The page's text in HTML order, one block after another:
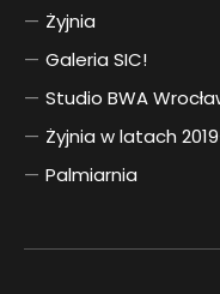
Żyjnia
Galeria SIC!
Studio BWA
Żyjnia w latach
Palmiarnia